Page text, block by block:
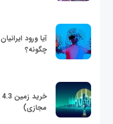
آیا ورود
چگونه؟
مجازی)